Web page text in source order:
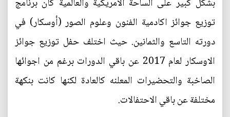
توزيع جوائز اكادمية الفنون وعلوم الصور (أوسكار) في
دورته التاسع والثمانين. حيث اختلف حفل توزيع جوائز
الاوسكار لعام 2017 عن باقي الدورات برغم من اجوائها
الصاخبة والتحضيرات المعلنه كالعادة لكنها كانت بنكهة
مختلفة عن باقي الاحتفالات.